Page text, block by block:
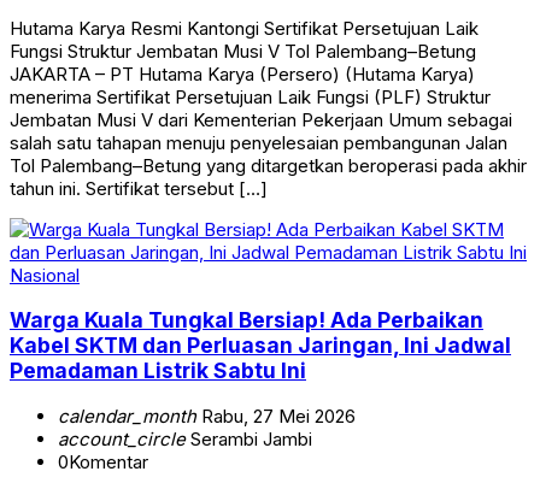
Hutama Karya Resmi Kantongi Sertifikat Persetujuan Laik
Fungsi Struktur Jembatan Musi V Tol Palembang–Betung
JAKARTA – PT Hutama Karya (Persero) (Hutama Karya)
menerima Sertifikat Persetujuan Laik Fungsi (PLF) Struktur
Jembatan Musi V dari Kementerian Pekerjaan Umum sebagai
salah satu tahapan menuju penyelesaian pembangunan Jalan
Tol Palembang–Betung yang ditargetkan beroperasi pada akhir
tahun ini. Sertifikat tersebut […]
Nasional
Warga Kuala Tungkal Bersiap! Ada Perbaikan
Kabel SKTM dan Perluasan Jaringan, Ini Jadwal
Pemadaman Listrik Sabtu Ini
calendar_monthRabu, 27 Mei 2026
account_circleSerambi Jambi
0Komentar